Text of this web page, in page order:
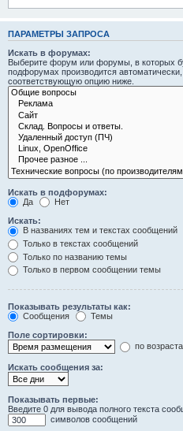
ПАРАМЕТРЫ ЗАПРОСА
Искать в форумах:
Выберите форум или форумы, в которых
подфорумах производится
соответствующую опцию ниже.
Искать в подфорумах:
Да
Нет
Искать:
В названиях тем и текстах сообщений
Только в текстах сообщений
Только по названию темы
Только в первом сообщении темы
Показывать результаты как:
Сообщения
Темы
Поле сортировки:
по
Искать сообщения за:
Показывать первые:
Введите 0 для вывода полного текста
символов сообщений